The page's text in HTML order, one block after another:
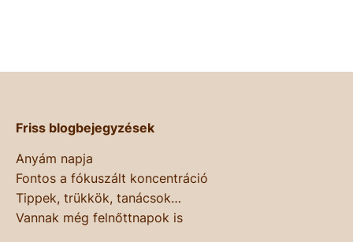
Friss blogbejegyzések
Anyám napja
Fontos a fókuszált koncentráció
Tippek, trükkök, tanácsok…
Vannak még felnőttnapok is